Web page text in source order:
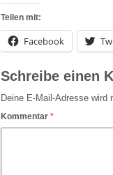
Teilen mit:
Facebook
Schreibe einen
Deine E-Mail-Adresse wird
Kommentar *